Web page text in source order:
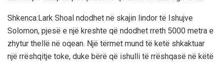
Shkenca:Lark Shoal ndodhet në skajin lindor të Ishujve
Solomon, pjesë e një kreshte që ndodhet rreth 5000 metra e
zhytur thellë në oqean. Një tërmet mund të ketë shkaktuar
një rrëshqitje toke, duke bërë që ishulli të rrëshqasë në këtë